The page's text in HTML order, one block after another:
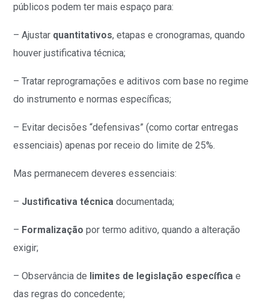
públicos podem ter mais espaço para:
– Ajustar quantitativos, etapas e cronogramas, quando
houver justificativa técnica;
– Tratar reprogramações e aditivos com base no regime
do instrumento e normas específicas;
– Evitar decisões “defensivas” (como cortar entregas
essenciais) apenas por receio do limite de 25%.
Mas permanecem deveres essenciais:
– Justificativa técnica documentada;
– Formalizaçãopor termo aditivo, quando a alteração
exigir;
– Observância de limites de legislação específica e
das regras do concedente;